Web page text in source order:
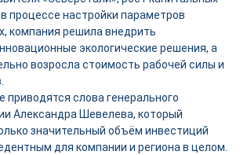
процессе настройки параметров
компания решила внедрить
экологические решения, а
возросла стоимость рабочей силы и
приводятся слова генерального
Александра Шевелева, который
значительный объём инвестиций
для компании и региона в целом.